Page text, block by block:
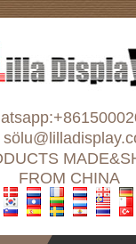
FROM CHINA